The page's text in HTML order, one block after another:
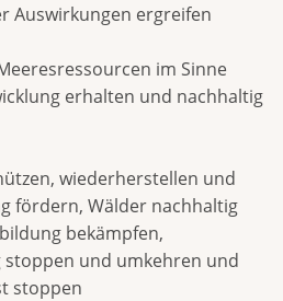
Auswirkungen ergreifen
im Sinne
erhalten und nachhaltig
wiederherstellen und
fördern, Wälder nachhaltig
bekämpfen,
und umkehren und
stoppen